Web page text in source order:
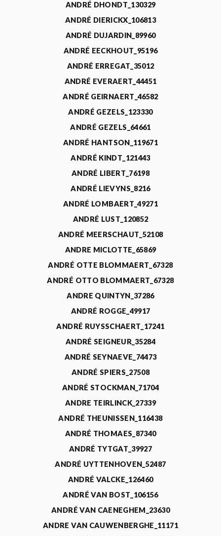
ANDRÉ DHONDT_130329
ANDRÉ DIERICKX_106813
ANDRÉ DUJARDIN_89960
ANDRÉ EECKHOUT_95196
ANDRÉ ERREGAT_35012
ANDRÉ EVERAERT_44451
ANDRÉ GEIRNAERT_46582
ANDRÉ GEZELS_123330
ANDRÉ GEZELS_64661
ANDRÉ HANTSON_119671
ANDRÉ KINDT_121443
ANDRÉ LIBERT_76198
ANDRÉ LIEVYNS_8216
ANDRÉ LOMBAERT_49271
ANDRÉ LUST_120852
ANDRÉ MEERSCHAUT_52108
ANDRE MICLOTTE_65869
ANDRÉ OTTE BLOMMAERT_67328
ANDRÉ OTTO BLOMMAERT_67328
ANDRE QUINTYN_37286
ANDRÉ ROGGE_49917
ANDRÉ RUYSSCHAERT_17241
ANDRÉ SEIGNEUR_35284
ANDRÉ SEYNAEVE_74473
ANDRÉ SPIERS_27508
ANDRÉ STOCKMAN_71704
ANDRE TEIRLINCK_27339
ANDRÉ THEUNISSEN_116438
ANDRÉ THOMAES_87340
ANDRÉ TYTGAT_39927
ANDRÉ UYTTENHOVEN_52487
ANDRÉ VALCKE_126460
ANDRÉ VAN BOST_106156
ANDRÉ VAN CAENEGHEM_23630
ANDRE VAN CAUWENBERGHE_11171